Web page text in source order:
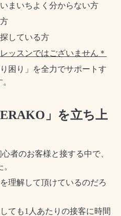
まいちよく分からない方
している方
ッスンではございません＊
困り」を全力でサポートす
」を立ち上
者のお客様と接する中で、
理解して頂けているのだろ
ても1 人あたりの接客に時間